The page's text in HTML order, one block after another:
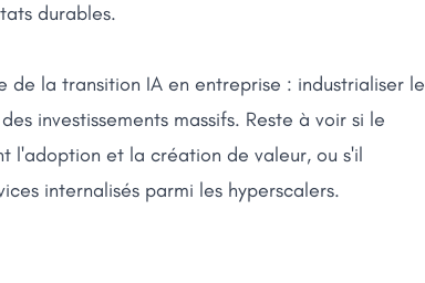
durables.
la transition IA en entreprise : industrialiser le
investissements massifs. Reste à voir si le
l'adoption et la création de valeur, ou s'il
internalisés parmi les hyperscalers.